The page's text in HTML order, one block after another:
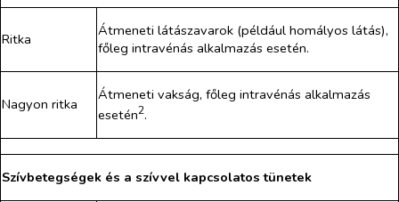
Ritka
Átmeneti látászavarok (például homályos látás),
főleg intravénás alkalmazás esetén.
Nagyon ritka
Átmeneti vakság, főleg intravénás alkalmazás
esetén2.
Szívbetegségek és a szívvel kapcsolatos tünetek